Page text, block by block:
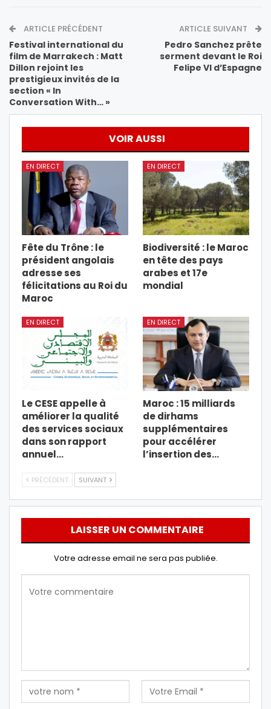
ARTICLE PRÉCÉDENT
Festival international du
film de Marrakech : Matt
Dillon rejoint les
prestigieux invités de la
section « In
Conversation With… »
ARTICLE SUIVANT
Pedro Sanchez prête
serment devant le Roi
Felipe VI d’Espagne
VOIR AUSSI
EN DIRECT
Fête du Trône : le
président angolais
adresse ses
félicitations au Roi du
Maroc
EN DIRECT
Biodiversité : le Maroc
en tête des pays
arabes et 17e
mondial
EN DIRECT
Le CESE appelle à
améliorer la qualité
des services sociaux
dans son rapport
annuel…
EN DIRECT
Maroc : 15 milliards
de dirhams
supplémentaires
pour accélérer
l’insertion des…
PRÉCÉDENT SUIVANT
LAISSER UN COMMENTAIRE
Votre adresse email ne sera pas publiée.